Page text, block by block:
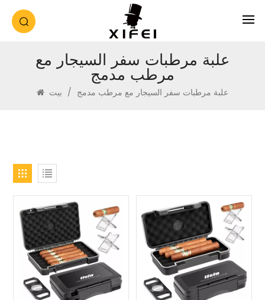
علبة مرطبات سفر السيجار مع
مرطب مدمج
/ علبة مرطبات سفر السيجار مع مرطب مدمج